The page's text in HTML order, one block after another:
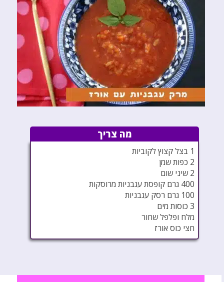
מה צריך
1 בצל קצוץ לקוביות
2 כפות שמן
2 שיני שום
400 גרם קופסת עגבניות מרוסקות
100 גרם רסק עגבניות
3 כוסות מים
מלח ופלפל שחור
חצי כוס אורז